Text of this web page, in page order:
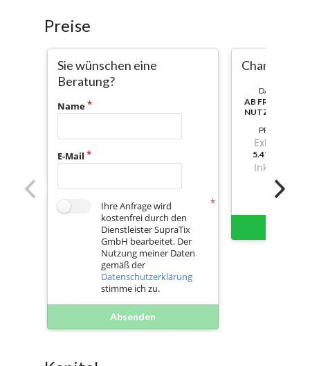
Preise
Sie wünschen eine
Beratung?
Name
E-Mail
Ihre Anfrage wird
kostenfrei durch den
Dienstleister SupraTix
GmbH bearbeitet. Der
Nutzung meiner Daten
gemäß der
Datenschutzerklärung
stimme ich zu.
Absenden
Changealot
DAUER:
AB
NUTZBAR
PREIS
Exkl. Mwst.
Inkl. Mwst.